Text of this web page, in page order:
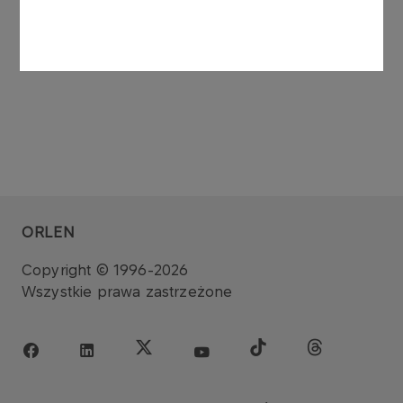
ORLEN
Copyright © 1996-2026
Wszystkie prawa zastrzeżone